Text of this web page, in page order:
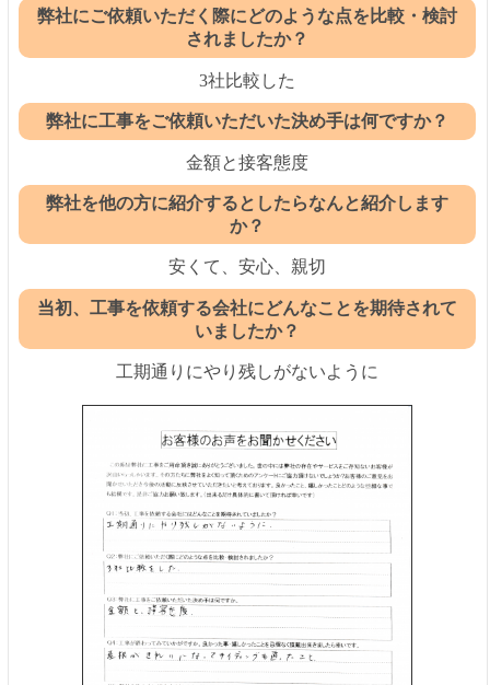
弊社にご依頼いただく際にどのような点を比較・検討
されましたか？
3社比較した
弊社に工事をご依頼いただいた決め手は何ですか？
金額と接客態度
弊社を他の方に紹介するとしたらなんと紹介します
か？
安くて、安心、親切
当初、工事を依頼する会社にどんなことを期待されて
いましたか？
工期通りにやり残しがないように